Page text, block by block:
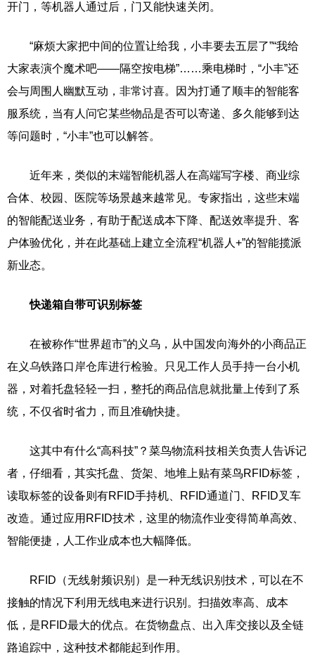
开门，等机器人通过后，门又能快速关闭。
“麻烦大家把中间的位置让给我，小丰要去五层了”“我给
大家表演个魔术吧——隔空按电梯”……乘电梯时，“小丰”还
会与周围人幽默互动，非常讨喜。因为打通了顺丰的智能客
服系统，当有人问它某些物品是否可以寄递、多久能够到达
等问题时，“小丰”也可以解答。
近年来，类似的末端智能机器人在高端写字楼、商业综
合体、校园、医院等场景越来越常见。专家指出，这些末端
的智能配送业务，有助于配送成本下降、配送效率提升、客
户体验优化，并在此基础上建立全流程“机器人+”的智能揽派
新业态。
快递箱自带可识别标签
在被称作“世界超市”的义乌，从中国发向海外的小商品正
在义乌铁路口岸仓库进行检验。只见工作人员手持一台小机
器，对着托盘轻轻一扫，整托的商品信息就批量上传到了系
统，不仅省时省力，而且准确快捷。
这其中有什么“高科技”？菜鸟物流科技相关负责人告诉记
者，仔细看，其实托盘、货架、地堆上贴有菜鸟RFID标签，
读取标签的设备则有RFID手持机、RFID通道门、RFID叉车
改造。通过应用RFID技术，这里的物流作业变得简单高效、
智能便捷，人工作业成本也大幅降低。
RFID（无线射频识别）是一种无线识别技术，可以在不
接触的情况下利用无线电来进行识别。扫描效率高、成本
低，是RFID最大的优点。在货物盘点、出入库交接以及全链
路追踪中，这种技术都能起到作用。